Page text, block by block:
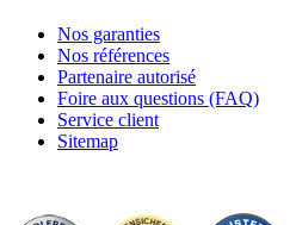
Nos garanties
Nos références
Partenaire autorisé
Foire aux questions (FAQ)
Service client
Sitemap